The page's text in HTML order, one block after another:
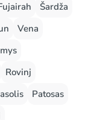
Šardža
Vena
Rovinj
Patosas